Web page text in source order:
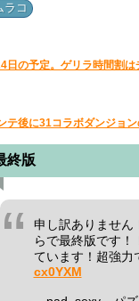
ラコ
日の予定。ゲリラ時間割は
テ後に31コラボダンジョ
終版
申し訳ありません
らで最終版です！
ています！超強力
cx0YXM